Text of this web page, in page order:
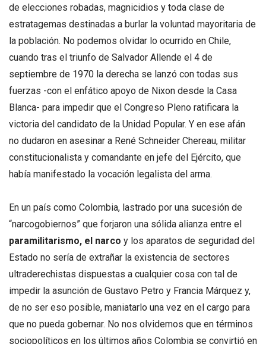
de elecciones robadas, magnicidios y toda clase de
estratagemas destinadas a burlar la voluntad mayoritaria de
la población. No podemos olvidar lo ocurrido en Chile,
cuando tras el triunfo de Salvador Allende el 4 de
septiembre de 1970 la derecha se lanzó con todas sus
fuerzas -con el enfático apoyo de Nixon desde la Casa
Blanca- para impedir que el Congreso Pleno ratificara la
victoria del candidato de la Unidad Popular. Y en ese afán
no dudaron en asesinar a René Schneider Chereau, militar
constitucionalista y ​​comandante en jefe del Ejército, que
había manifestado la vocación legalista del arma.
En un país como Colombia, lastrado por una sucesión de
“narcogobiernos” que forjaron una sólida alianza entre el
paramilitarismo, el narco y los aparatos de seguridad del
Estado no sería de extrañar la existencia de sectores
ultraderechistas dispuestas a cualquier cosa con tal de
impedir la asunción de Gustavo Petro y Francia Márquez y,
de no ser eso posible, maniatarlo una vez en el cargo para
que no pueda gobernar. No nos olvidemos que en términos
sociopolíticos en los últimos años Colombia se convirtió en